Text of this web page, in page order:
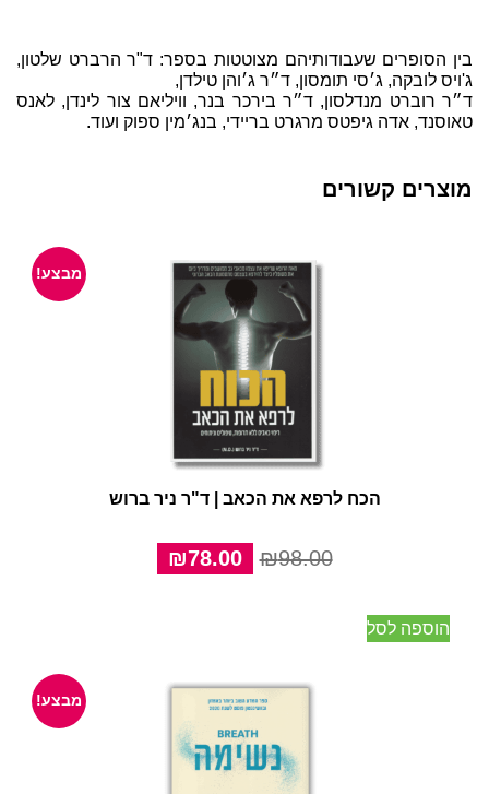
בין הסופרים שעבודותיהם מצוטטות בספר: ד"ר הרברט שלטון,
ג'ויס לובקה, ג׳סי תומסון, ד״ר ג׳והן טילדן,
ד״ר רוברט מנדלסון, ד״ר בירכר בנר, וויליאם צור לינדן, לאנס
טאוסנד, אדה גיפטס מרגרט בריידי, בנג׳מין ספוק ועוד.
מוצרים קשורים
מבצע!
הכח לרפא את הכאב | ד"ר ניר ברוש
₪98.00
המחיר
המקורי
₪78.00
הנוכחי
הוספה לסל
מבצע!